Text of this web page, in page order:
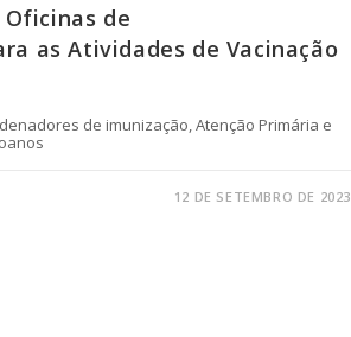
Oficinas de
as Atividades de Vacinação
de imunização, Atenção Primária e
12 DE SETEMBRO DE 2023